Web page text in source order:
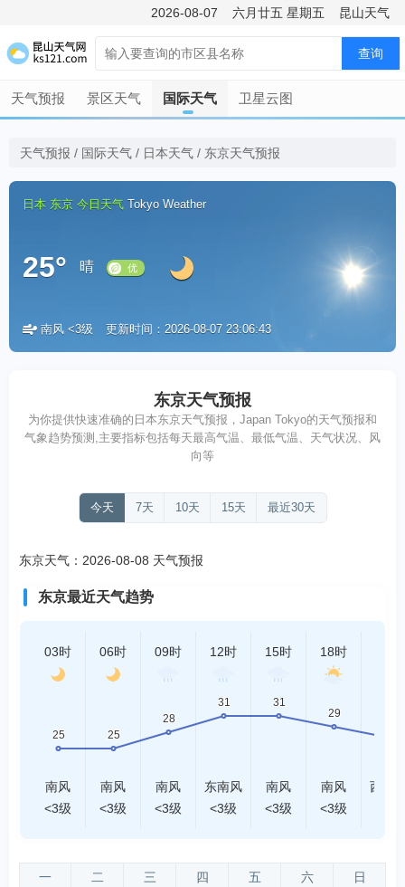
2026-08-07 六月廿五 星期五 昆山天气
查询
天气预报 景区天气 国际天气 卫星云图
天气预报 / 国际天气 / 日本天气 / 东京天气预报
日本 东京 今日天气 Tokyo Weather
25° 晴
优
南风 <3级 更新时间：2026-08-07 23:06:43
东京天气预报
为你提供快速准确的日本东京天气预报，Japan Tokyo的天气预报和
气象趋势预测,主要指标包括每天最高气温、最低气温、天气状况、风
向等
今天 7天 10天 15天 最近30天
东京天气：2026-08-08 天气预报
东京最近天气趋势
03时
南风
<3级
06时
南风
<3级
09时
南风
<3级
12时
东南风
<3级
15时
南风
<3级
18时
南风
<3级
西南
一 二 三 四 五 六 日